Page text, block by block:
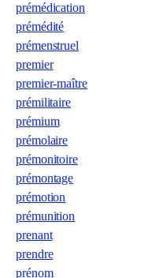
prémédication
prémédité
prémenstruel
premier
premier-maître
prémilitaire
prémium
prémolaire
prémonitoire
prémontage
prémotion
prémunition
prenant
prendre
prénom